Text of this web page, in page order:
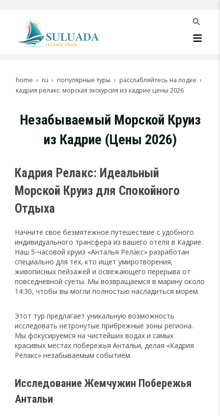
home ru популярные туры
расслабляйтесь на лодке
кадрия релакс: морская экскурсия из кадрие цены 2026
Незабываемый Морской Круиз
из Кадрие (Цены 2026)
Кадрия Релакс: Идеальный
Морской Круиз для Спокойного
Отдыха
Начните свое безмятежное путешествие с удобного
индивидуального трансфера из вашего отеля в Кадрие.
Наш 5-часовой круиз «Анталья Релакс» разработан
специально для тех, кто ищет умиротворения,
живописных пейзажей и освежающего перерыва от
повседневной суеты. Мы возвращаемся в марину около
14:30, чтобы вы могли полностью насладиться морем.
Этот тур предлагает уникальную возможность
исследовать нетронутые прибрежные зоны региона.
Мы фокусируемся на чистейших водах и самых
красивых местах побережья Антальи, делая «Кадрия
Релакс» незабываемым событием.
Исследование Жемчужин Побережья
Антальи